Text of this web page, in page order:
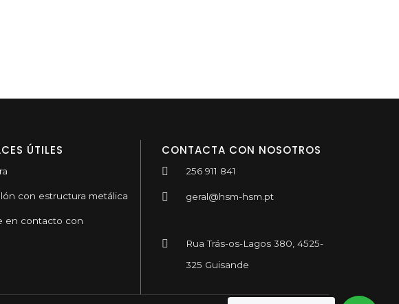
ÚTILES
con estructura metálica
en contacto con
CONTACTA CON NOSOTROS
256 911 841
geral@hsm-hsm.pt
Rua Trás-os-Lagos 380, 4525-
325 Guisande